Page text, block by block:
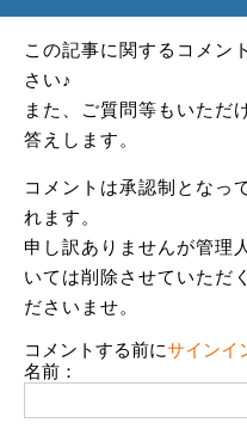
この記事に関するコメン
さい♪
また、ご質問等もいただ
答えします。
コメントは承認制となっ
れます。
申し訳ありませんが管理
いては削除させていただ
ださいませ。
コメントする前にサインイ
名前：